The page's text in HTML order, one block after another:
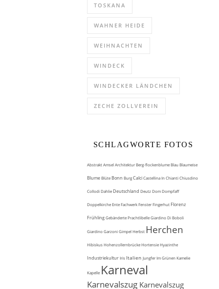
TOSKANA
WAHNER HEIDE
WEIHNACHTEN
WINDECK
WINDECKER LÄNDCHEN
ZECHE ZOLLVEREIN
SCHLAGWORTE FOTOS
AbstraktAmselArchitekturBerg-flockenblumeBlauBlaumeise
BlumeBlüte Bonn BurgCalciCastellina In ChiantiChiusdino
CollodiDahlie Deutschland DeutzDomDompfaff
DoppelkircheEnteFachwerkFensterFingerhut Florenz
FrühlingGebänderte PrachtlibelleGiardino Di Boboli
Giardino GarzoniGimpelHerbst Herchen
HibiskusHohenzollernbrückeHortensieHyazinthe
IndustriekulturIris Italien Jungfer Im GrünenKamelie
Kapelle Karneval
Karnevalszug Karnevalszug